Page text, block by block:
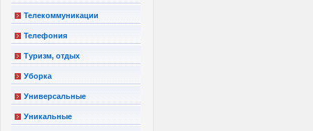
Телекоммуникации
Телефония
Туризм, отдых
Уборка
Универсальные
Уникальные